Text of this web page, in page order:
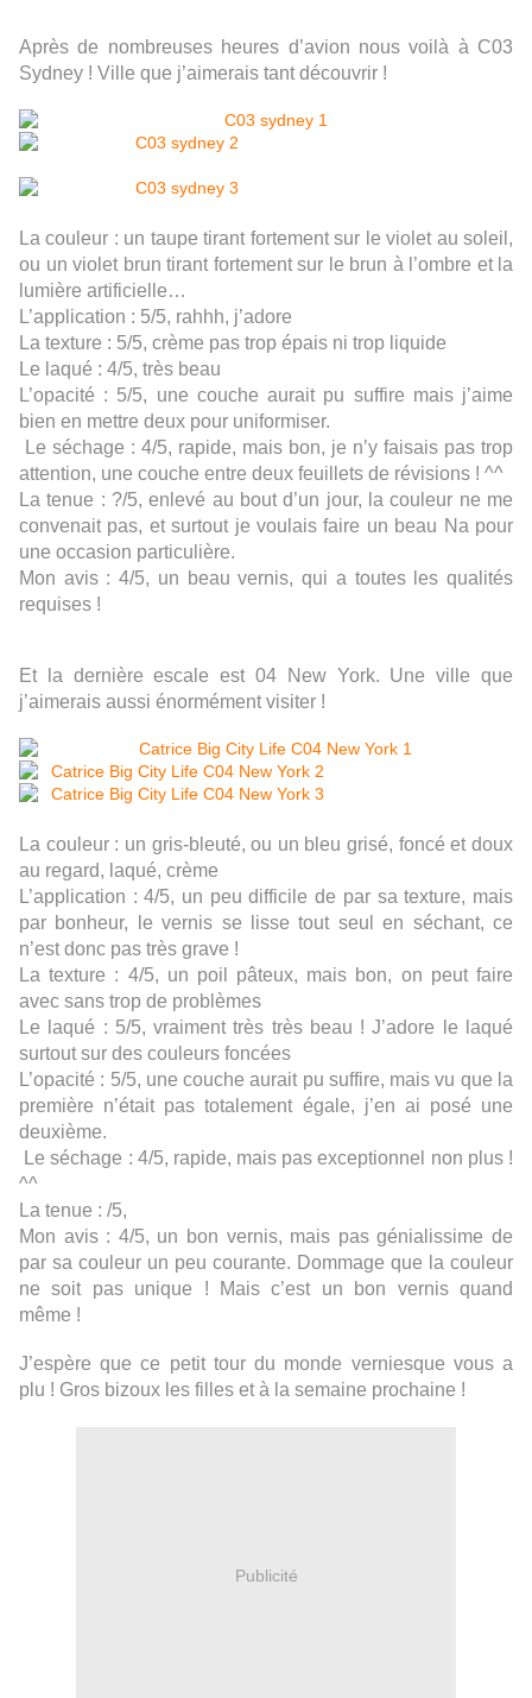
Après de nombreuses heures d’avion nous voilà à C03
Sydney ! Ville que j’aimerais tant découvrir !
La couleur : un taupe tirant fortement sur le violet au soleil,
ou un violet brun tirant fortement sur le brun à l’ombre et la
lumière artificielle…
L’application : 5/5, rahhh, j’adore
La texture : 5/5, crème pas trop épais ni trop liquide
Le laqué : 4/5, très beau
L’opacité : 5/5, une couche aurait pu suffire mais j’aime
bien en mettre deux pour uniformiser.
Le séchage : 4/5, rapide, mais bon, je n’y faisais pas trop
attention, une couche entre deux feuillets de révisions ! ^^
La tenue : ?/5, enlevé au bout d’un jour, la couleur ne me
convenait pas, et surtout je voulais faire un beau Na pour
une occasion particulière.
Mon avis : 4/5, un beau vernis, qui a toutes les qualités
requises !
Et la dernière escale est 04 New York. Une ville que
j’aimerais aussi énormément visiter !
La couleur : un gris-bleuté, ou un bleu grisé, foncé et doux
au regard, laqué, crème
L’application : 4/5, un peu difficile de par sa texture, mais
par bonheur, le vernis se lisse tout seul en séchant, ce
n’est donc pas très grave !
La texture : 4/5, un poil pâteux, mais bon, on peut faire
avec sans trop de problèmes
Le laqué : 5/5, vraiment très très beau ! J’adore le laqué
surtout sur des couleurs foncées
L’opacité : 5/5, une couche aurait pu suffire, mais vu que la
première n’était pas totalement égale, j’en ai posé une
deuxième.
Le séchage : 4/5, rapide, mais pas exceptionnel non plus !
^^
La tenue : /5,
Mon avis : 4/5, un bon vernis, mais pas génialissime de
par sa couleur un peu courante. Dommage que la couleur
ne soit pas unique ! Mais c’est un bon vernis quand
même !
J’espère que ce petit tour du monde verniesque vous a
plu ! Gros bizoux les filles et à la semaine prochaine !
Publicité